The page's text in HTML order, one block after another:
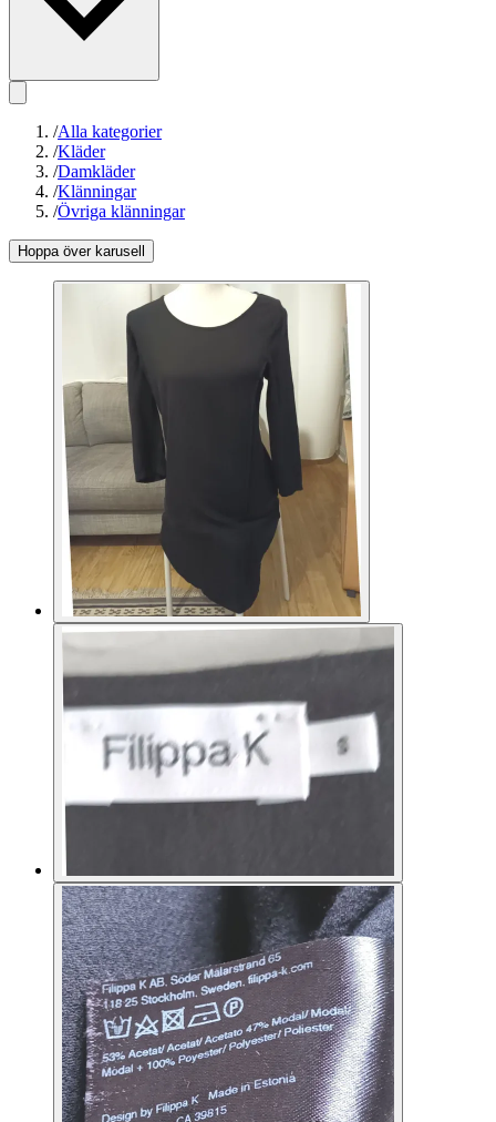
/Alla kategorier
/Kläder
/Damkläder
/Klänningar
/Övriga klänningar
Hoppa över karusell